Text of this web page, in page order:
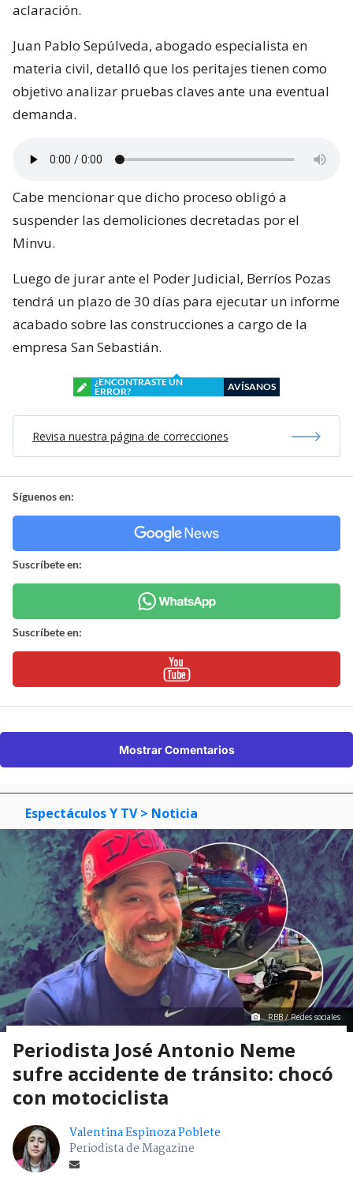
aclaración.
Juan Pablo Sepúlveda, abogado especialista en
materia civil, detalló que los peritajes tienen como
objetivo analizar pruebas claves ante una eventual
demanda.
Cabe mencionar que dicho proceso obligó a
suspender las demoliciones decretadas por el
Minvu.
Luego de jurar ante el Poder Judicial, Berríos Pozas
tendrá un plazo de 30 días para ejecutar un informe
acabado sobre las construcciones a cargo de la
empresa San Sebastián.
¿ENCONTRASTE UN
ERROR?
AVÍSANOS
Revisa nuestra página de correcciones
Síguenos en:
Suscríbete en:
Suscríbete en:
Mostrar Comentarios
Espectáculos Y TV > Noticia
RBB / Redes sociales
Periodista José Antonio Neme
sufre accidente de tránsito: chocó
con motociclista
Valentina Espinoza Poblete
Periodista de Magazine